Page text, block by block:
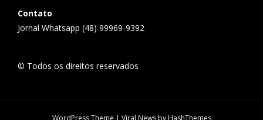
Contato
Jornal Whatsapp (48) 99969-9392
© Todos os direitos reservados